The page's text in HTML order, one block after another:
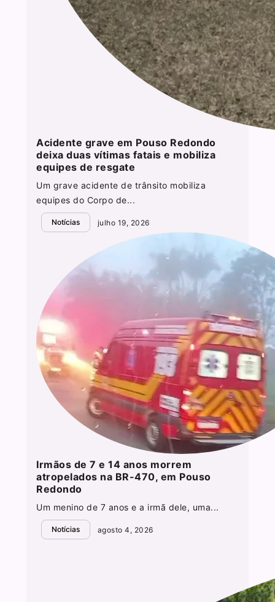
Acidente grave em Pouso Redondo
deixa duas vítimas fatais e mobiliza
equipes de resgate
Um grave acidente de trânsito mobiliza
equipes do Corpo de...
Notícias julho 19, 2026
Irmãos de 7 e 14 anos morrem
atropelados na BR-470, em Pouso
Redondo
Um menino de 7 anos e a irmã dele, uma...
Notícias agosto 4, 2026